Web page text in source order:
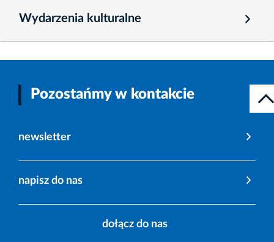
Wydarzenia kulturalne
Pozostańmy w kontakcie
newsletter
napisz do nas
dołącz do nas